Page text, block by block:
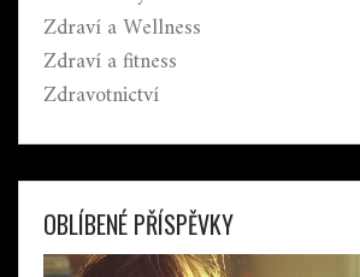
Zdraví a Wellness
Zdraví a fitness
Zdravotnictví
OBLÍBENÉ PŘÍSPĚVKY